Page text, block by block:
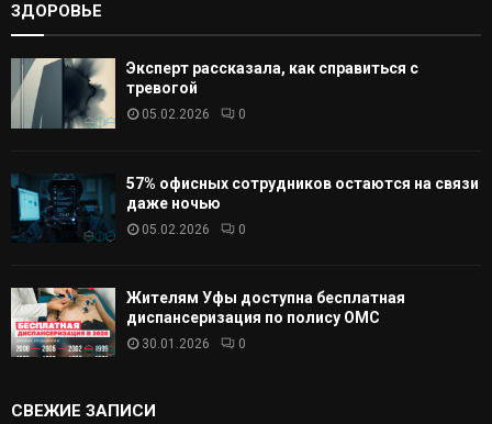
ЗДОРОВЬЕ
Эксперт рассказала, как справиться с
тревогой
05.02.2026 0
57% офисных сотрудников остаются на связи
даже ночью
05.02.2026 0
Жителям Уфы доступна бесплатная
диспансеризация по полису ОМС
30.01.2026 0
СВЕЖИЕ ЗАПИСИ